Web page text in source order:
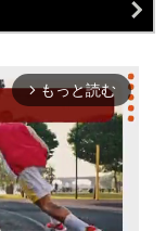
arrow_forward_ios もっと読む